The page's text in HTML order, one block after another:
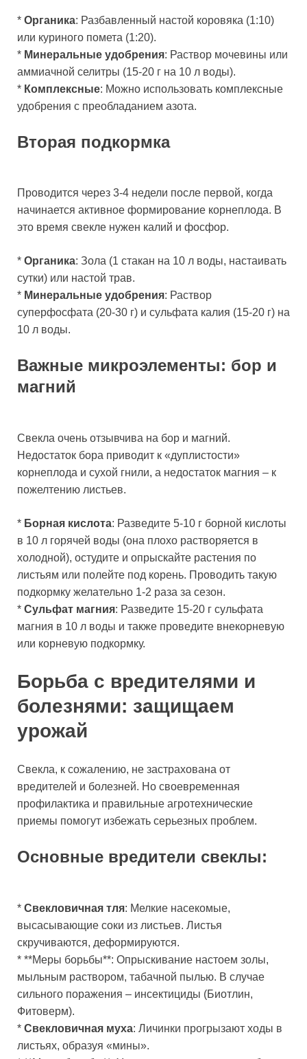
* Органика: Разбавленный настой коровяка (1:10)
или куриного помета (1:20).
* Минеральные удобрения: Раствор мочевины или
аммиачной селитры (15-20 г на 10 л воды).
* Комплексные: Можно использовать комплексные
удобрения с преобладанием азота.
Вторая подкормка
Проводится через 3-4 недели после первой, когда
начинается активное формирование корнеплода. В
это время свекле нужен калий и фосфор.
* Органика: Зола (1 стакан на 10 л воды, настаивать
сутки) или настой трав.
* Минеральные удобрения: Раствор
суперфосфата (20-30 г) и сульфата калия (15-20 г) на
10 л воды.
Важные микроэлементы: бор и
магний
Свекла очень отзывчива на бор и магний.
Недостаток бора приводит к «дуплистости»
корнеплода и сухой гнили, а недостаток магния – к
пожелтению листьев.
* Борная кислота: Разведите 5-10 г борной кислоты
в 10 л горячей воды (она плохо растворяется в
холодной), остудите и опрыскайте растения по
листьям или полейте под корень. Проводить такую
подкормку желательно 1-2 раза за сезон.
* Сульфат магния: Разведите 15-20 г сульфата
магния в 10 л воды и также проведите внекорневую
или корневую подкормку.
Борьба с вредителями и
болезнями: защищаем
урожай
Свекла, к сожалению, не застрахована от
вредителей и болезней. Но своевременная
профилактика и правильные агротехнические
приемы помогут избежать серьезных проблем.
Основные вредители свеклы:
* Свекловичная тля: Мелкие насекомые,
высасывающие соки из листьев. Листья
скручиваются, деформируются.
* **Меры борьбы**: Опрыскивание настоем золы,
мыльным раствором, табачной пылью. В случае
сильного поражения – инсектициды (Биотлин,
Фитоверм).
* Свекловичная муха: Личинки прогрызают ходы в
листьях, образуя «мины».